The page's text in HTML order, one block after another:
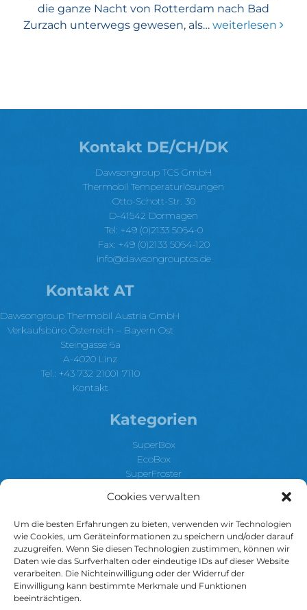
Cookies verwalten
Um die besten Erfahrungen zu bieten, verwenden wir Technologien
wie Cookies, um Geräteinformationen zu speichern und/oder darauf
zuzugreifen. Wenn Sie diesen Technologien zustimmen, können wir
Daten wie das Surfverhalten oder eindeutige IDs auf dieser Website
verarbeiten. Die Nichteinwilligung oder der Widerruf der
Einwilligung kann bestimmte Merkmale und Funktionen
beeinträchtigen.
die ganze Nacht von Rotterdam nach Bad
Zurzach unterwegs gewesen, als… weiterlesen
Kontakt DE/CH/DK
Dawsongroup TCS GmbH
Thermobil Temperaturlösungen
Otto-Schott-Str. 30
D-41542 Dormagen
Tel: +49 (0)2133 5064-0
Fax: +49 (0)2133 5064-120
info@dawsongrouptcs.de
Kontakt AT
Dawsongroup Thermobil Austria GmbH
Verkaufsbüro Österreich – Bayern Ost
Steingasse 6a
A-4020 Linz
Tel.: +43 732 21001 7110
Kontakt
Kategorien
SuperBox
EcoBox
SuperFroster
Klima & HotBox
Anwendungen
Weitere
Über uns